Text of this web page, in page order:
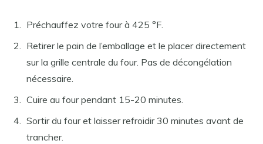
Préchauffez votre four à 425 °F.
Retirer le pain de l’emballage et le placer directement
sur la grille centrale du four. Pas de décongélation
nécessaire.
Cuire au four pendant 15-20 minutes.
Sortir du four et laisser refroidir 30 minutes avant de
trancher.